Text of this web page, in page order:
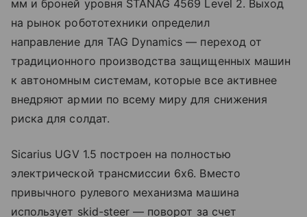
мм и броней уровня STANAG 4569 Level 2. Выход
на рынок робототехники определил
направление для TAG Dynamics — переход от
традиционного производства защищенных машин
к автономным системам, которые все активнее
внедряют армии по всему миру для снижения
риска для солдат.
Sicarius UGV 1.5 построен на полностью
электрической трансмиссии 6x6. Вместо
привычного рулевого механизма машина
использует skid-steer — поворот за счет